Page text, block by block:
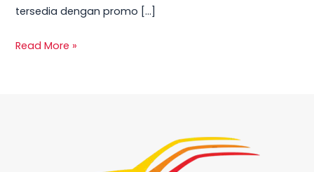
tersedia dengan promo […]
Read More »